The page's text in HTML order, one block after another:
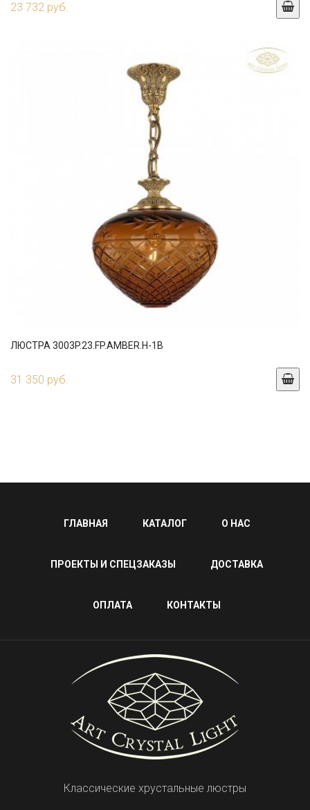
23 732 руб.
ЛЮСТРА 3003P.23.FP.AMBER.H-1B
31 350 руб.
ГЛАВНАЯ КАТАЛОГ О НАС
ПРОЕКТЫ И СПЕЦЗАКАЗЫ ДОСТАВКА
ОПЛАТА КОНТАКТЫ
Классические хрустальные люстры